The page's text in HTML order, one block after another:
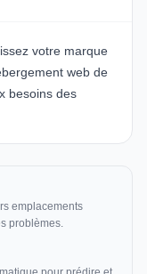
votre marque
web de
besoins des
emplacements
problèmes.